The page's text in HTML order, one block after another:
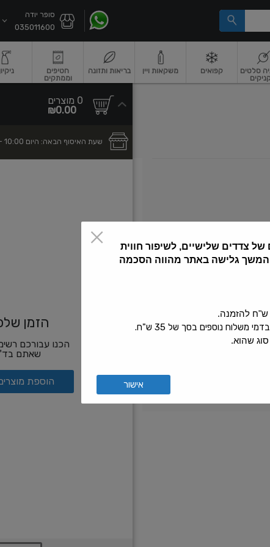
סופר יודה
035011600
סלטים
קפואים משקאות ויין בריאות ותזונה
חטיפים
וממתקים
ניקיון
טריותחלב ומשקאות חלבחלבמשקאות חלב ושוקוגבינות וחמאה
0 מוצרים
0
מוצריםסך
₪0.00
שעת האיסוף הבאה: היום - 10:00
הזמן
הכנו עבורכם
שאתם
הוספת
של צדדים שלישיים, לשיפור חווית
המשך גלישה באתר מהווה הסכמה
אישור